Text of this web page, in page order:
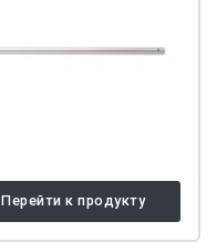
Перейти к продукту